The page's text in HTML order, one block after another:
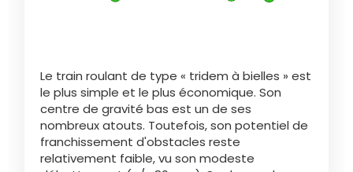
Português
Türk
Le train roulant de type « tridem à bielles » est
le plus simple et le plus économique. Son
centre de gravité bas est un de ses
nombreux atouts. Toutefois, son potentiel de
franchissement d'obstacles reste
relativement faible, vu son modeste